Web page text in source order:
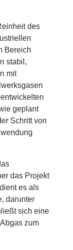
des
Bereich
stabil,
mit
geplant
Schritt von
das Projekt
es als
darunter
sich eine
zum